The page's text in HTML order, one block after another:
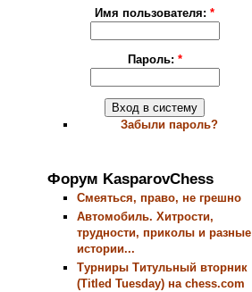
Имя пользователя:*
Пароль: *
Забыли пароль?
Форум KasparovChess
Смеяться, право, не грешно
Автомобиль. Хитрости,
трудности, приколы и разные
истории...
Турниры Титульный вторник
(Titled Tuesday) на chess.com